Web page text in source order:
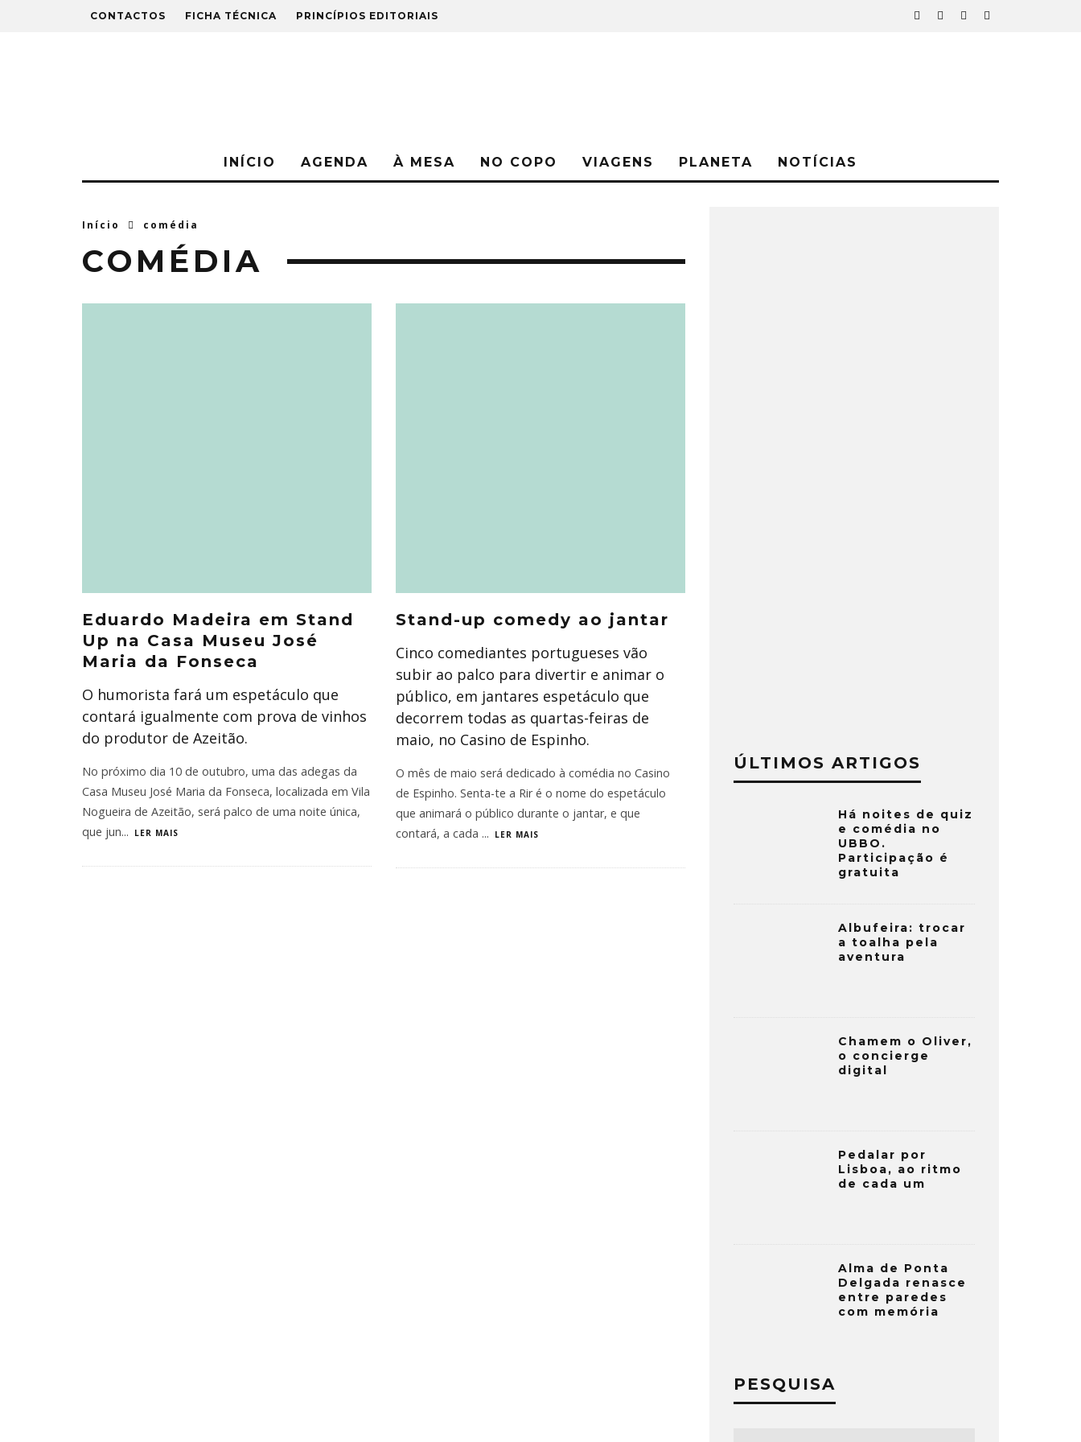
CONTACTOS FICHA TÉCNICA PRINCÍPIOS EDITORIAIS
INÍCIO AGENDA À MESA NO COPO VIAGENS PLANETA NOTÍCIAS
Início comédia
COMÉDIA
Eduardo Madeira em Stand
Up na Casa Museu José
Maria da Fonseca
O humorista fará um espetáculo que
contará igualmente com prova de vinhos
do produtor de Azeitão.
No próximo dia 10 de outubro, uma das adegas da
Casa Museu José Maria da Fonseca, localizada em Vila
Nogueira de Azeitão, será palco de uma noite única,
que jun... LER MAIS
Stand-up comedy ao jantar
Cinco comediantes portugueses vão
subir ao palco para divertir e animar o
público, em jantares espetáculo que
decorrem todas as quartas-feiras de
maio, no Casino de Espinho.
O mês de maio será dedicado à comédia no Casino
de Espinho. Senta-te a Rir é o nome do espetáculo
que animará o público durante o jantar, e que
contará, a cada ... LER MAIS
ÚLTIMOS ARTIGOS
Há noites de quiz
e comédia no
UBBO.
Participação é
gratuita
Albufeira: trocar
a toalha pela
aventura
Chamem o Oliver,
o concierge
digital
Pedalar por
Lisboa, ao ritmo
de cada um
Alma de Ponta
Delgada renasce
entre paredes
com memória
PESQUISA